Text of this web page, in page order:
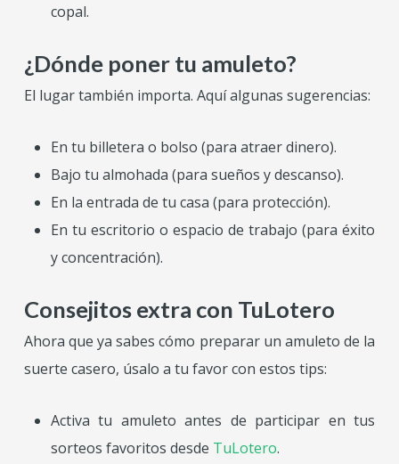
copal.
¿Dónde poner tu amuleto?
El lugar también importa. Aquí algunas sugerencias:
En tu billetera o bolso (para atraer dinero).
Bajo tu almohada (para sueños y descanso).
En la entrada de tu casa (para protección).
En tu escritorio o espacio de trabajo (para éxito
y concentración).
Consejitos extra con TuLotero
Ahora que ya sabes cómo preparar un amuleto de la
suerte casero, úsalo a tu favor con estos tips:
Activa tu amuleto antes de participar en tus
sorteos favoritos desde TuLotero.